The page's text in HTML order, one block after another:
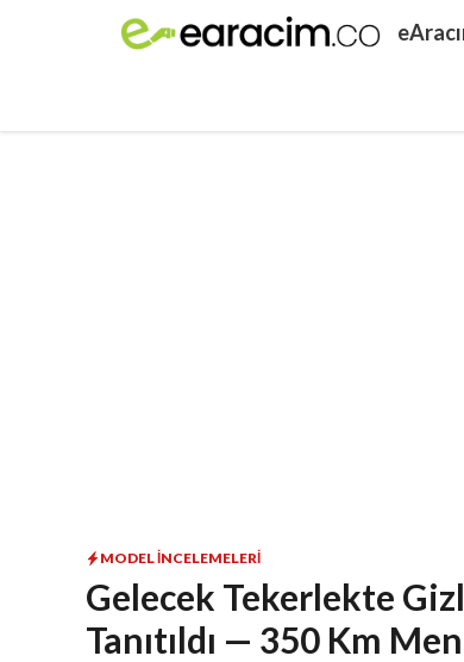
MODEL İNCELEMELERI
Gelecek Tekerlekte
Tanıtıldı — 350 Km